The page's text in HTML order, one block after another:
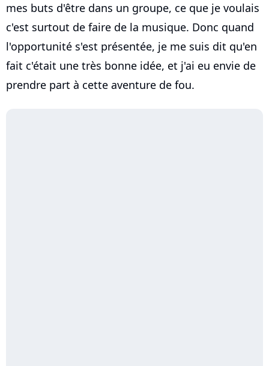
mes buts d'être dans un groupe, ce que je voulais
c'est surtout de faire de la musique. Donc quand
l'opportunité s'est présentée, je me suis dit qu'en
fait c'était une très bonne idée, et j'ai eu envie de
prendre part à cette aventure de fou.